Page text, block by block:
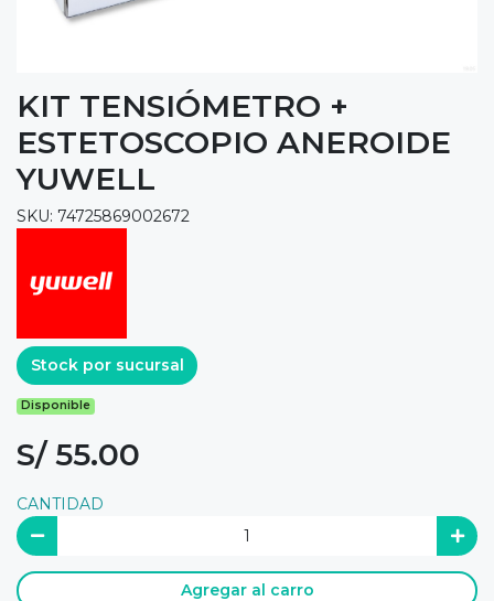
KIT TENSIÓMETRO +
ESTETOSCOPIO ANEROIDE
YUWELL
SKU: 74725869002672
Stock por sucursal
Disponible
S/ 55.00
CANTIDAD
Agregar al carro